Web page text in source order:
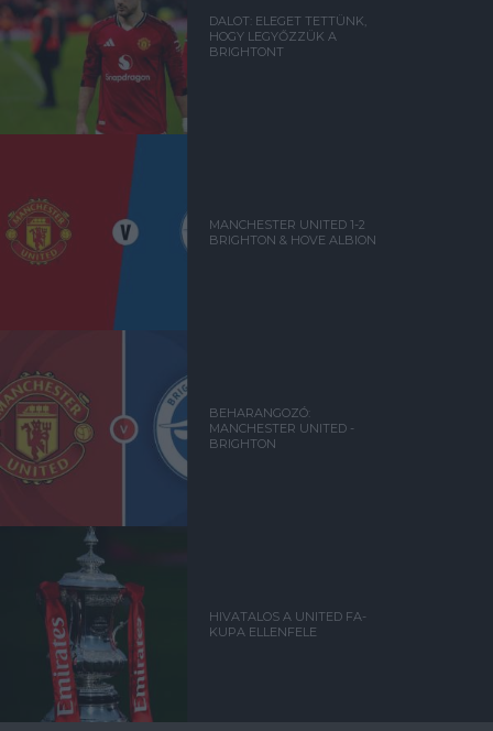
DALOT: ELEGET TETTÜNK,
HOGY LEGYŐZZÜK A
BRIGHTONT
MANCHESTER UNITED 1-2
BRIGHTON & HOVE ALBION
BEHARANGOZÓ:
MANCHESTER UNITED -
BRIGHTON
HIVATALOS A UNITED FA-
KUPA ELLENFELE